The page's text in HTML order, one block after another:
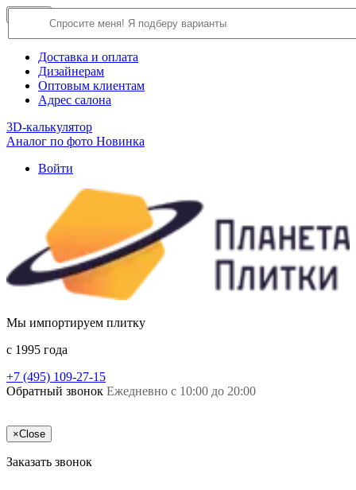
О компании
Доставка и оплата
Дизайнерам
Оптовым клиентам
Адрес салона
3D-калькулятор
Аналог по фото Новинка
Войти
Мы импортируем плитку
c 1995 года
+7 (495) 109-27-15
Обратный звонок Ежедневно с 10:00 до 20:00
×Close
Заказать звонок